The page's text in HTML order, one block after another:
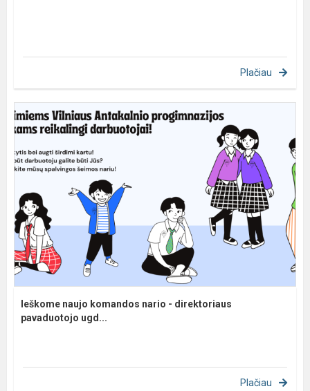
Plačiau
Ieškome naujo komandos nario - direktoriaus
pavaduotojo ugd...
Plačiau